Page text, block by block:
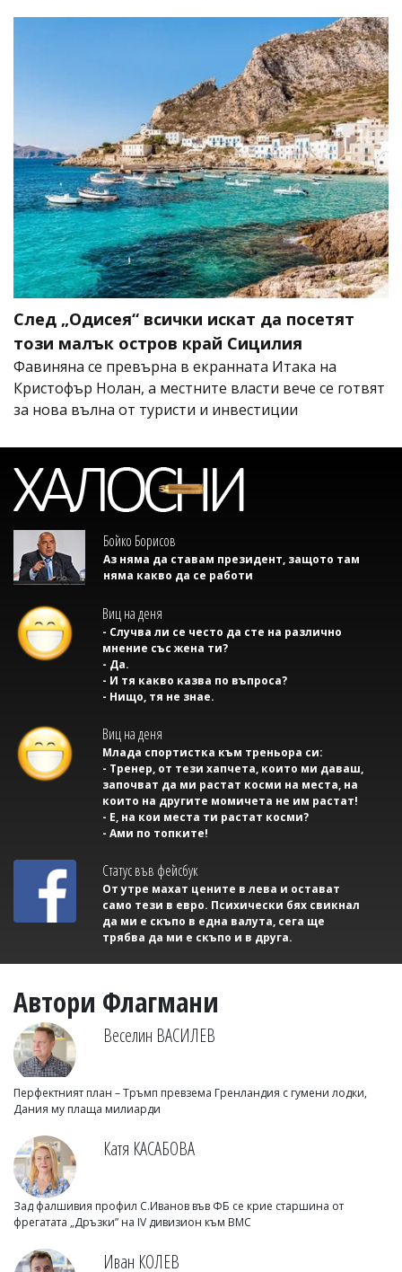
След „Одисея“ всички искат да посетят
този малък остров край Сицилия
Фавиняна се превърна в екранната Итака на
Кристофър Нолан, а местните власти вече се готвят
за нова вълна от туристи и инвестиции
Бойко Борисов
Аз няма да ставам президент, защото там
няма какво да се работи
Виц на деня
- Случва ли се често да сте на различно
мнение със жена ти?
- Да.
- И тя какво казва по въпроса?
- Нищо, тя не знае.
Виц на деня
Млада спортистка към треньора си:
- Тренер, от тези хапчета, които ми даваш,
започват да ми растат косми на места, на
които на другите момичета не им растат!
- Е, на кои места ти растат косми?
- Ами по топките!
Статус във фейсбук
От утре махат цените в лева и остават
само тези в евро. Психически бях свикнал
да ми е скъпо в една валута, сега ще
трябва да ми е скъпо и в друга.
Автори Флагмани
Веселин ВАСИЛЕВ
Перфектният план – Тръмп превзема Гренландия с гумени лодки,
Дания му плаща милиарди
Катя КАСАБОВА
Зад фалшивия профил С.Иванов във ФБ се крие старшина от
фрегатата „Дръзки” на IV дивизион към ВМС
Иван КОЛЕВ